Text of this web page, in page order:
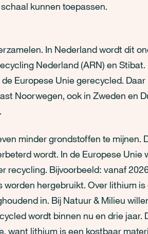
kunnen toepassen.
In Nederland wordt dit
Nederland (ARN) en Stibat.
Europese Unie gerecycled. Daar
Noorwegen, ook in Zweden en
minder grondstoffen te mijnen.
wordt. In de Europese Unie
recycling. Bijvoorbeeld: vanaf
worden hergebruikt. Over lithium
in. Bij Natuur & Milieu
wordt binnen nu en drie jaar.
want lithium is een kostbaar